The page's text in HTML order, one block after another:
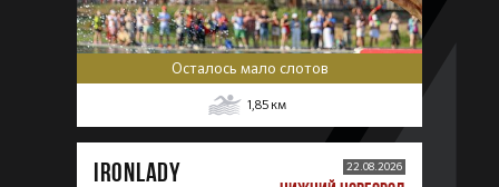
Осталось мало слотов
1,85 км
IRONLADY 22.08.2026